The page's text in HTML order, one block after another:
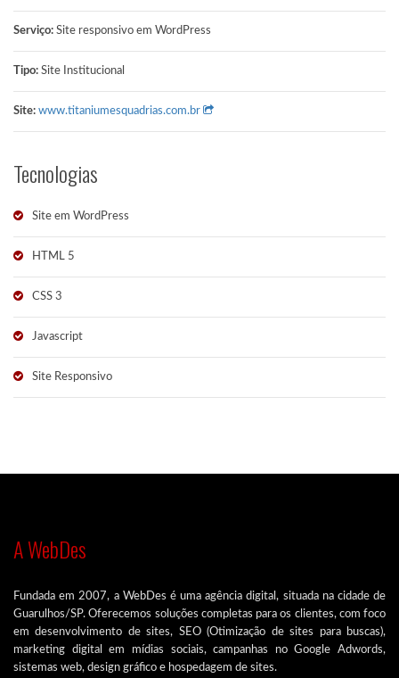
Serviço: Site responsivo em WordPress
Tipo: Site Institucional
Site: www.titaniumesquadrias.com.br
Tecnologias
Site em WordPress
HTML 5
CSS 3
Javascript
Site Responsivo
A WebDes
Fundada em 2007, a WebDes é uma agência digital, situada na cidade de
Guarulhos/SP. Oferecemos soluções completas para os clientes, com foco
em desenvolvimento de sites, SEO (Otimização de sites para buscas),
marketing digital em mídias sociais, campanhas no Google Adwords,
sistemas web, design gráfico e hospedagem de sites.